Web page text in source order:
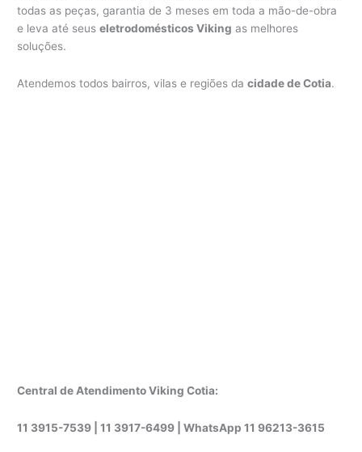
todas as peças, garantia de 3 meses em toda a mão-de-obra
e leva até seuseletrodomésticos Viking as melhores
soluções.
Atendemos todos bairros, vilas e regiões dacidade de Cotia.
Central de Atendimento Viking Cotia:
11 3915-7539 | 11 3917-6499 |WhatsApp11 96213-3615